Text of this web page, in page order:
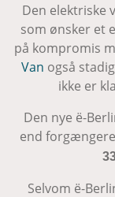
Den elektriske
som ønsker et
på kompromis
Van også
ikke er
Den nye ë-
end
Selvom ë-